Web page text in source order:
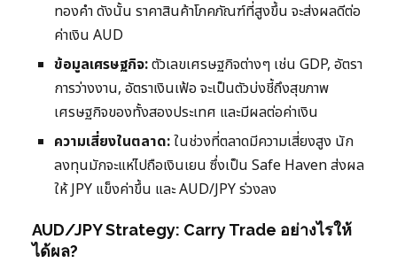
ทองคำ ดังนั้น ราคาสินค้าโภคภัณฑ์ที่สูงขึ้น จะส่งผลดีต่อ
ค่าเงิน AUD
ข้อมูลเศรษฐกิจ:ตัวเลขเศรษฐกิจต่างๆ เช่น GDP, อัตรา
การว่างงาน, อัตราเงินเฟ้อ จะเป็นตัวบ่งชี้ถึงสุขภาพ
เศรษฐกิจของทั้งสองประเทศ และมีผลต่อค่าเงิน
ความเสี่ยงในตลาด:ในช่วงที่ตลาดมีความเสี่ยงสูง นัก
ลงทุนมักจะแห่ไปถือเงินเยน ซึ่งเป็น Safe Haven ส่งผล
ให้ JPY แข็งค่าขึ้น และ AUD/JPY ร่วงลง
AUD/JPY Strategy: Carry Trade อย่างไรให้
ได้ผล?